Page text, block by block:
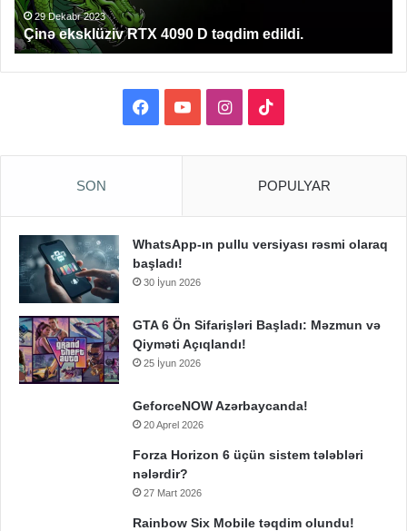
29 Dekabr 2023
Çinə eksklüziv RTX 4090 D təqdim edildi.
Facebook
YouTubeInstagram
SON POPULYAR
WhatsApp-ın pullu versiyası rəsmi olaraq
başladı!
30 İyun 2026
GTA 6 Ön Sifarişləri Başladı: Məzmun və
Qiyməti Açıqlandı!
25 İyun 2026
GeforceNOW Azərbaycanda!
20 Aprel 2026
Forza Horizon 6 üçün sistem tələbləri
nələrdir?
27 Mart 2026
Rainbow Six Mobile təqdim olundu!